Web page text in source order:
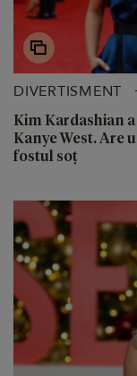
DIVERTISMENT
Kim Kardashian
Kanye West. Are
fostul soț